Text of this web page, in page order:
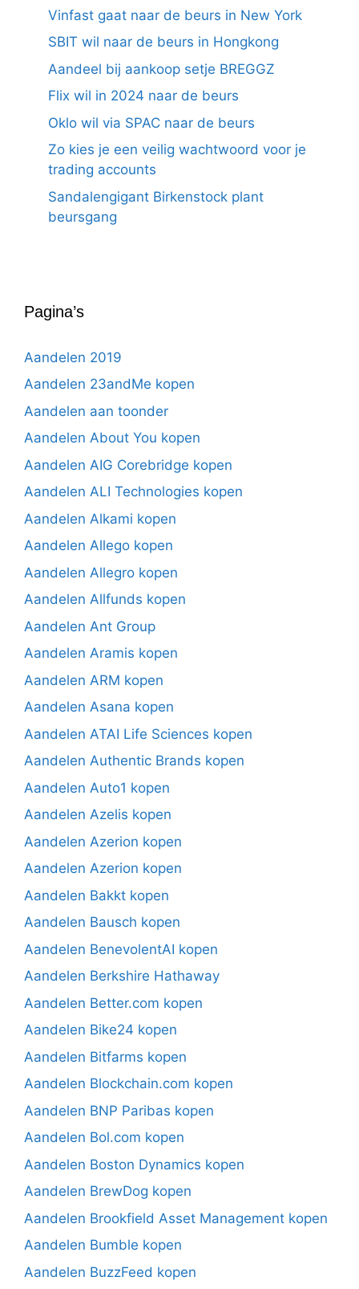
Vinfast gaat naar de beurs in New York
SBIT wil naar de beurs in Hongkong
Aandeel bij aankoop setje BREGGZ
Flix wil in 2024 naar de beurs
Oklo wil via SPAC naar de beurs
Zo kies je een veilig wachtwoord voor je
trading accounts
Sandalengigant Birkenstock plant
beursgang
Pagina’s
Aandelen 2019
Aandelen 23andMe kopen
Aandelen aan toonder
Aandelen About You kopen
Aandelen AIG Corebridge kopen
Aandelen ALI Technologies kopen
Aandelen Alkami kopen
Aandelen Allego kopen
Aandelen Allegro kopen
Aandelen Allfunds kopen
Aandelen Ant Group
Aandelen Aramis kopen
Aandelen ARM kopen
Aandelen Asana kopen
Aandelen ATAI Life Sciences kopen
Aandelen Authentic Brands kopen
Aandelen Auto1 kopen
Aandelen Azelis kopen
Aandelen Azerion kopen
Aandelen Azerion kopen
Aandelen Bakkt kopen
Aandelen Bausch kopen
Aandelen BenevolentAI kopen
Aandelen Berkshire Hathaway
Aandelen Better.com kopen
Aandelen Bike24 kopen
Aandelen Bitfarms kopen
Aandelen Blockchain.com kopen
Aandelen BNP Paribas kopen
Aandelen Bol.com kopen
Aandelen Boston Dynamics kopen
Aandelen BrewDog kopen
Aandelen Brookfield Asset Management kopen
Aandelen Bumble kopen
Aandelen BuzzFeed kopen